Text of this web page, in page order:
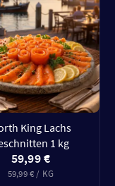
King Lachs
1 kg
59,99 €
59,99 € / KG